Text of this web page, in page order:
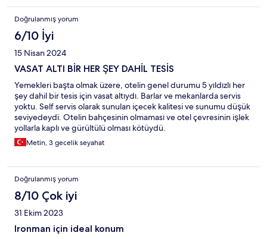
Doğrulanmış yorum
6/10 İyi
15 Nisan 2024
VASAT ALTI BİR HER ŞEY DAHİL TESİS
Yemekleri başta olmak üzere, otelin genel durumu 5 yıldızlı her
şey dahil bir tesis için vasat altıydı. Barlar ve mekanlarda servis
yoktu. Self servis olarak sunulan içecek kalitesi ve sunumu düşük
seviyedeydi. Otelin bahçesinin olmaması ve otel çevresinin işlek
yollarla kaplı ve gürültülü olması kötüydü.
Metin, 3 gecelik seyahat
Doğrulanmış yorum
8/10 Çok iyi
31 Ekim 2023
Ironman için ideal konum